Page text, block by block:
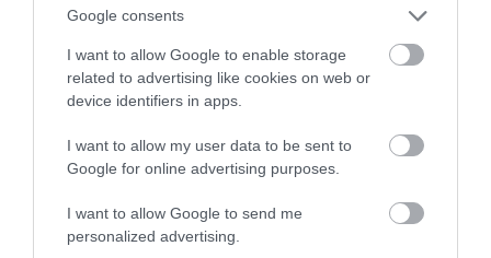
Google consents
I want to allow Google to enable storage
related to advertising like cookies on web or
device identifiers in apps.
I want to allow my user data to be sent to
Google for online advertising purposes.
I want to allow Google to send me
personalized advertising.
pirms 1 gada